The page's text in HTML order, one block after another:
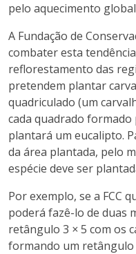
pelo aquecimento
A Fundação de
combater esta
reflorestamento das
pretendem plantar
quadriculado (um
cada quadrado formado
plantará um eucalipto.
da área plantada, pelo
espécie deve ser
Por exemplo, se a FCC
poderá fazê-lo de duas
retângulo 3 ×5 com os
formando um retângulo